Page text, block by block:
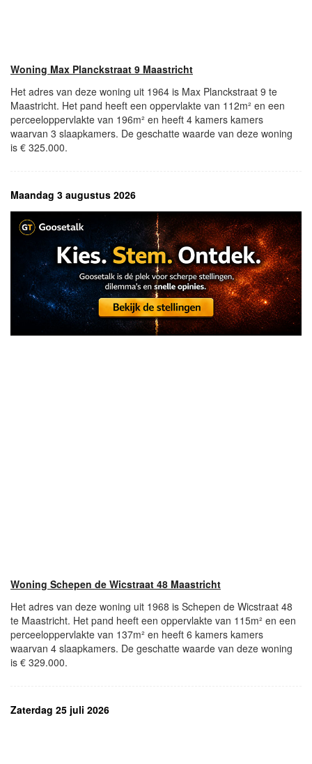
Woning Max Planckstraat 9 Maastricht
Het adres van deze woning uit 1964 is Max Planckstraat 9 te
Maastricht. Het pand heeft een oppervlakte van 112m² en een
perceeloppervlakte van 196m² en heeft 4 kamers kamers
waarvan 3 slaapkamers. De geschatte waarde van deze woning
is € 325.000.
Maandag 3 augustus 2026
Woning Schepen de Wicstraat 48 Maastricht
Het adres van deze woning uit 1968 is Schepen de Wicstraat 48
te Maastricht. Het pand heeft een oppervlakte van 115m² en een
perceeloppervlakte van 137m² en heeft 6 kamers kamers
waarvan 4 slaapkamers. De geschatte waarde van deze woning
is € 329.000.
Zaterdag 25 juli 2026